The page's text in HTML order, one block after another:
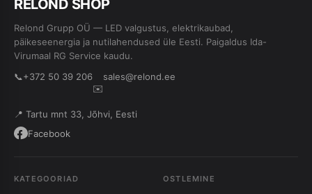
RELOND SHOP
Relond Grupp OÜ — LED valgustus, elektrikaubad,
päikeseenergia ja nutilahendused üle Eesti. Paigaldus Ida-
Virumaal RG Service kaudu.
📞+372 50 39 206
✉️
sales@relond.ee
📍 Tartu mnt 33, Jõhvi, Eesti
Facebook
KATEGOORIAD OSTLEMINE